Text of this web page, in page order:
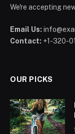
We're accepting
Email Us:
Contact: +1-320-
OUR PICKS